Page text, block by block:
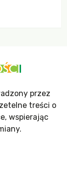
przez
treści o
wspierając